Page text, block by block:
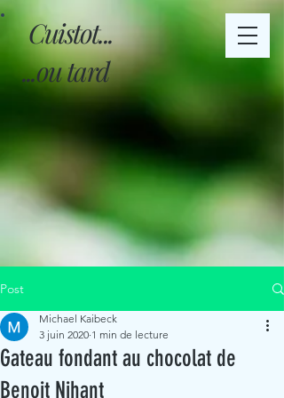
Cuistot...
...ou tard
Post
Gateau fondant au chocolat de
Benoit Nihant
Michael Kaibeck
3 juin 2020 1 min de lecture